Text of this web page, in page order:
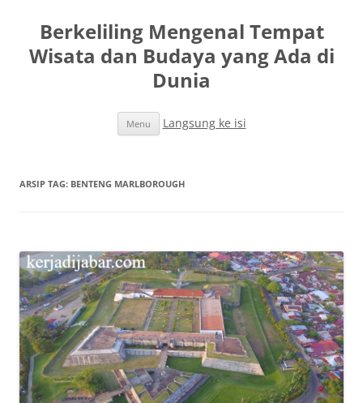
Berkeliling Mengenal Tempat
Wisata dan Budaya yang Ada di
Dunia
Menu Langsung ke isi
ARSIP TAG: BENTENG MARLBOROUGH